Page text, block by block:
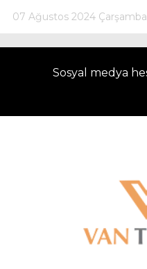
07 Ağustos 2024
Sosyal medya